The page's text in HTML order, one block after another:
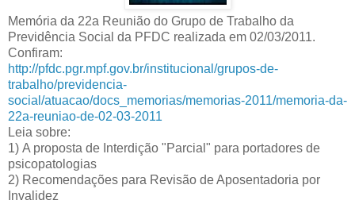
Memória da 22a Reunião do Grupo de Trabalho da
Previdência Social da PFDC realizada em 02/03/2011.
Confiram:
http://pfdc.pgr.mpf.gov.br/institucional/grupos-de-
trabalho/previdencia-
social/atuacao/docs_memorias/memorias-2011/memoria-da-
22a-reuniao-de-02-03-2011
Leia sobre:
1) A proposta de Interdição "Parcial" para portadores de
psicopatologias
2) Recomendações para Revisão de Aposentadoria por
Invalidez